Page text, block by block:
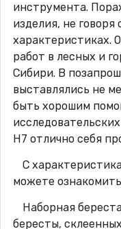
инструмента.
изделия, не говоря
характеристиках.
работ в лесных и
Сибири. В
выставлялись не
быть хорошим
Н7 отлично себя
С
можете
Наборная
бересты,